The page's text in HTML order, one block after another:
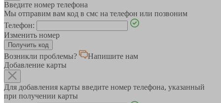
Введите номер телефона
Мы отправим вам код в смс на телефон или позвоним
Телефон:
Изменить номер
Возникли проблемы?
Напишите нам
Добавление карты
Для добавления карты введите номер телефона, указанный
при получении карты